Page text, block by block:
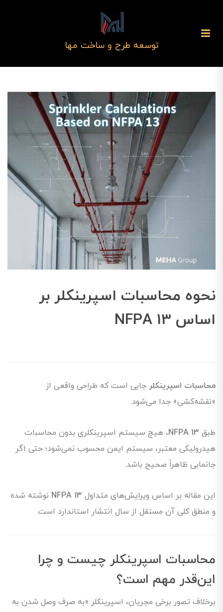
توسعه طرح و ساخت مها
نحوه محاسبات اسپرینکلر بر
اساس NFPA 13
محاسبات اسپرینکلر جایی است که طراحی واقعی از
«نقشه‌کشی» جدا می‌شود.
طبق NFPA 13، هیچ سیستم اسپرینکلری بدون محاسبات
هیدرولیکی معتبر، سیستم ایمن محسوب نمی‌شود؛ حتی اگر
جانمایی ظاهراً صحیح باشد.
این مقاله بر اساس ویرایش‌های متداول NFPA 13 نوشته شده
و منطق کلی آن مستقل از سال انتشار استاندارد است.
محاسبات اسپرینکلر چیست و چرا
این‌قدر مهم است؟
برخلاف تصور برخی مجریان، اسپرینکلر «به صرف وصل شدن به